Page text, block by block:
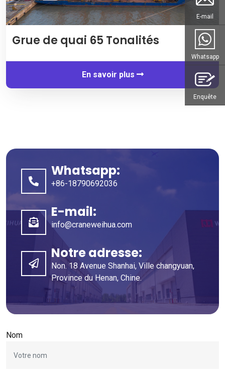
Grue de quai 65 Tonalités
En savoir plus
Whatsapp:
+86-18790692036
E-mail:
info@craneweihua.com
Notre adresse:
Non. 18 Avenue Shanhai, Ville changyuan,
Province du Henan, Chine.
Nom
E-mail
Whatsapp
Enquête